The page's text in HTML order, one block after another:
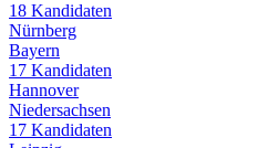
18 Kandidaten
Nürnberg
Bayern
17 Kandidaten
Hannover
Niedersachsen
17 Kandidaten